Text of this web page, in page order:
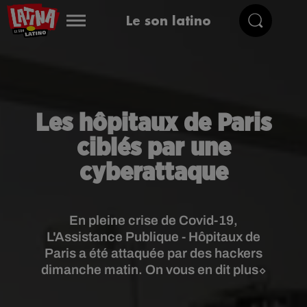
Le son latino
Les hôpitaux de Paris
ciblés par une
cyberattaque
En pleine crise de Covid-19,
L'Assistance Publique - Hôpitaux de
Paris a été attaquée par des hackers
dimanche matin. On vous en dit plus⬦